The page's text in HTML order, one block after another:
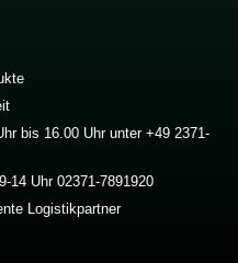
bis 16.00 Uhr unter +49 2371-
14 Uhr 02371-7891920
Logistikpartner